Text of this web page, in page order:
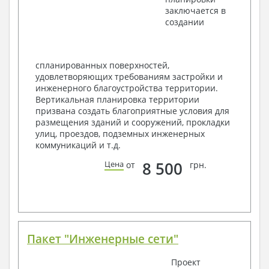
Элементы проемов – спецификация
Ведомость перемычек – сечения и
Архитектурные узлы в конструкциях
2. Конструктивный раздел:
Общие данные по проекту
Схемы расположения и расчеты фундаментов
Элементы каркаса – схемы расположения
Схема расположения перекрытий
Опоры перекрытия на стены или Узлы
Элементы кровли – схемы расположения
3. Инженерный раздел (приобретается по желанию
за дополнительную плату):
заключается в
создании
спланированных поверхностей,
удовлетворяющих требованиям застройки и
инженерного благоустройства территории.
Вертикальная планировка территории
призвана создать благоприятные условия для
размещения зданий и сооружений, прокладки
улиц, проездов, подземных инженерных
коммуникаций и т.д.
Цена от 8 500 грн.
Пакет "Инженерные сети"
Проект